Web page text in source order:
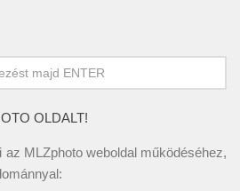
OLDALT!
az MLZphoto weboldal működéséhez,